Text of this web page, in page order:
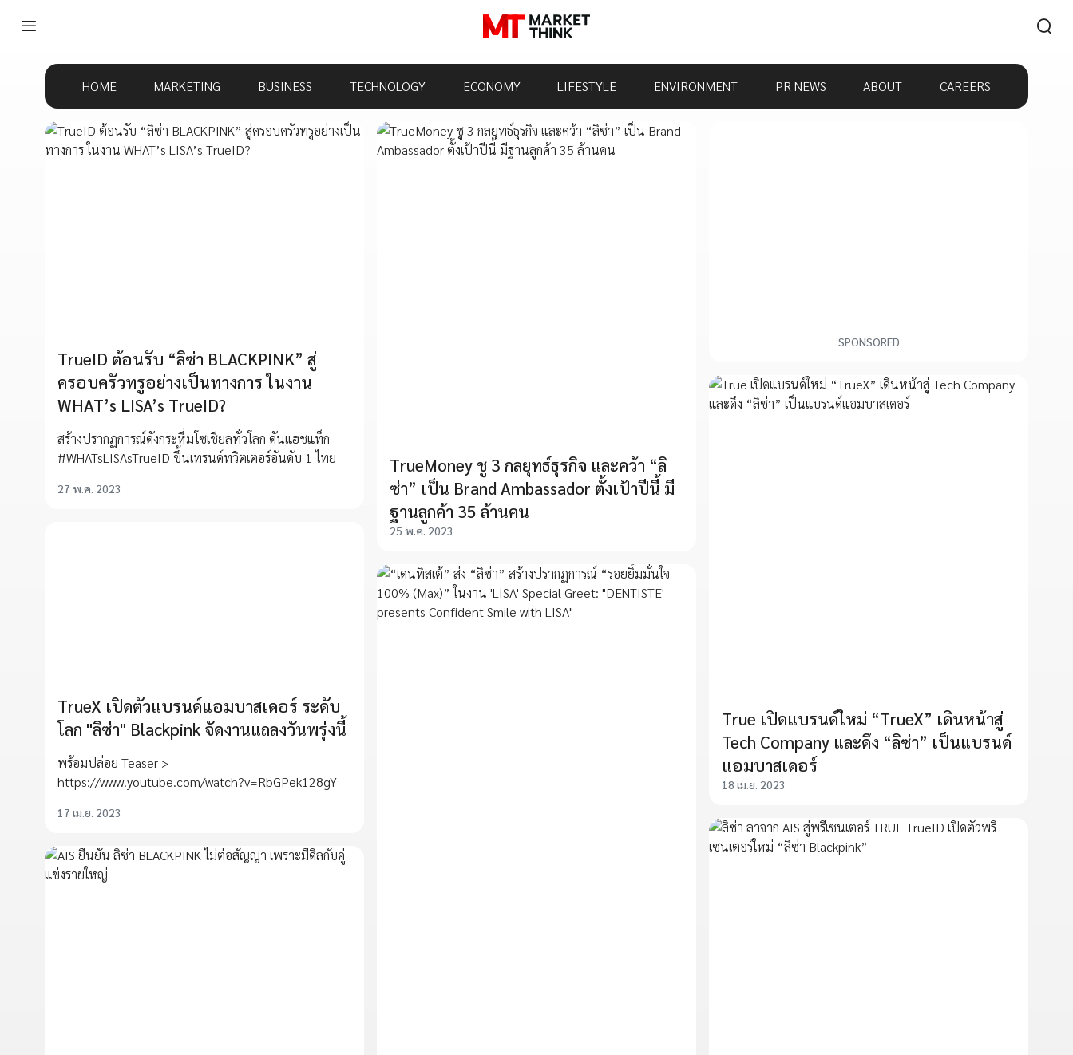
HOME MARKETING BUSINESS TECHNOLOGY ECONOMY LIFESTYLE ENVIRONMENT PR NEWS ABOUT CAREERS
TrueID ต้อนรับ “ลิซ่า BLACKPINK” สู่
ครอบครัวทรูอย่างเป็นทางการ ในงาน
WHAT’s LISA’s TrueID?
สร้างปรากฏการณ์ดังกระหึ่มโซเชียลทั่วโลก ดันแฮชแท็ก
#WHATsLISAsTrueID ขึ้นเทรนด์ทวิตเตอร์อันดับ 1 ไทย
27 พ.ค. 2023
TrueMoney ชู 3 กลยุทธ์ธุรกิจ และคว้า “ลิ
ซ่า” เป็น Brand Ambassador ตั้งเป้าปีนี้ มี
ฐานลูกค้า 35 ล้านคน
25 พ.ค. 2023
SPONSORED
True เปิดแบรนด์ใหม่ “TrueX” เดินหน้าสู่
Tech Company และดึง “ลิซ่า” เป็นแบรนด์
แอมบาสเดอร์
18 เม.ย. 2023
TrueX เปิดตัวแบรนด์แอมบาสเดอร์ ระดับ
โลก "ลิซ่า" Blackpink จัดงานแถลงวันพรุ่งนี้
พร้อมปล่อย Teaser >
https://www.youtube.com/watch?v=RbGPek128gY
17 เม.ย. 2023